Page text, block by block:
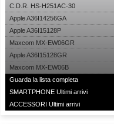
C.D.R. HS-H251AC-30
Apple A36I14256GA
Apple A36I15128P
Maxcom MX-EW06GR
Apple A36I15128GR
Maxcom MX-EW06B
Guarda la lista completa
SMARTPHONE Ultimi arrivi
ACCESSORI Ultimi arrivi